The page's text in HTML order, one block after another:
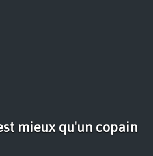
mieux qu'un copain